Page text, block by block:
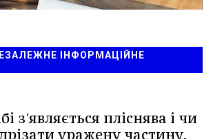
ІНФОРМАЦІЙНЕ
з'являється пліснява і чи
уражену частину,